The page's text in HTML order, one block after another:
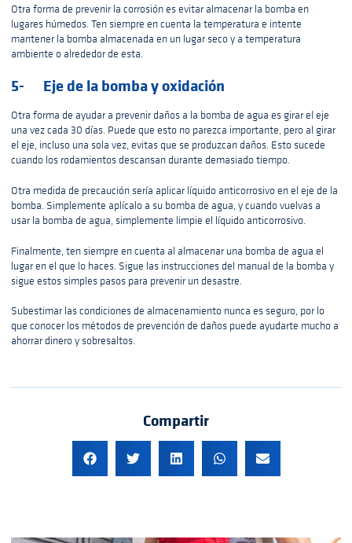
Otra forma de prevenir la corrosión es evitar almacenar la bomba en
lugares húmedos. Ten siempre en cuenta la temperatura e intente
mantener la bomba almacenada en un lugar seco y a temperatura
ambiente o alrededor de esta.
5- Eje de la bomba y oxidación
Otra forma de ayudar a prevenir daños a la bomba de agua es girar el eje
una vez cada 30 días. Puede que esto no parezca importante, pero al girar
el eje, incluso una sola vez, evitas que se produzcan daños. Esto sucede
cuando los rodamientos descansan durante demasiado tiempo.
Otra medida de precaución sería aplicar líquido anticorrosivo en el eje de la
bomba. Simplemente aplícalo a su bomba de agua, y cuando vuelvas a
usar la bomba de agua, simplemente limpie el líquido anticorrosivo.
Finalmente, ten siempre en cuenta al almacenar una bomba de agua el
lugar en el que lo haces. Sigue las instrucciones del manual de la bomba y
sigue estos simples pasos para prevenir un desastre.
Subestimar las condiciones de almacenamiento nunca es seguro, por lo
que conocer los métodos de prevención de daños puede ayudarte mucho a
ahorrar dinero y sobresaltos.
Compartir